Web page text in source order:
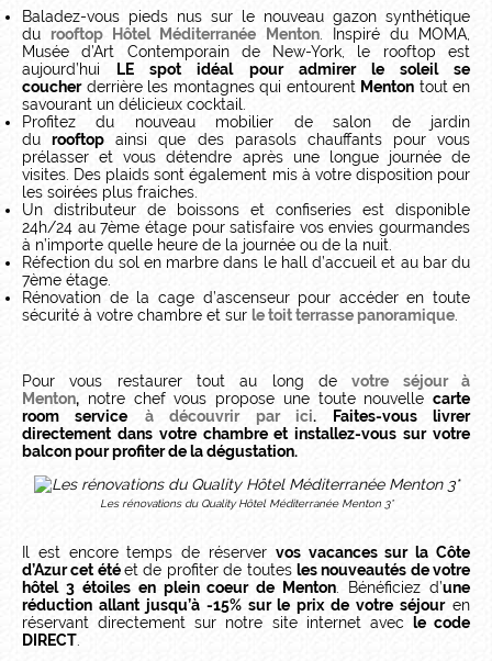
Baladez-vous pieds nus sur le nouveau gazon synthétique
du rooftop Hôtel Méditerranée Menton. Inspiré du MOMA,
Musée d’Art Contemporain de New-York, le rooftop est
aujourd’hui
LE spot idéal pour admirer le soleil se
coucherderrière les montagnes qui entourent Menton tout en
savourant un délicieux cocktail.
Profitez du nouveau mobilier de salon de jardin
durooftop ainsi que des parasols chauffants pour vous
prélasser et vous détendre après une longue journée de
visites. Des plaids sont également mis à votre disposition pour
les soirées plus fraiches.
Un distributeur de boissons et confiseries est disponible
24h/24 au 7ème étage pour satisfaire vos envies gourmandes
à n’importe quelle heure de la journée ou de la nuit.
Réfection du sol en marbre dans le hall d’accueil et au bar du
7ème étage.
Rénovation de la cage d’ascenseur pour accéder en toute
sécurité à votre chambre et sur le toit terrasse panoramique
Pour vous restaurer tout au long devotre séjour à
Menton, notre chef vous propose une toute nouvelle carte
room service
à découvrir par ici. Faites-vous livrer
directement dans votre chambre et installez-vous sur votre
balcon pour profiter de la dégustation.
Les rénovations du Quality Hôtel Méditerranée Menton 3*
Il est encore temps de réserver vos vacances sur la Côte
d’Azur cet été et de profiter de toutes les nouveautés de votre
hôtel 3 étoiles en plein coeur de Menton . Bénéficiez d’une
réduction allant jusqu’à -15% sur le prix de votre séjouren
réservant directement sur notre site internet avec
le code
DIRECT